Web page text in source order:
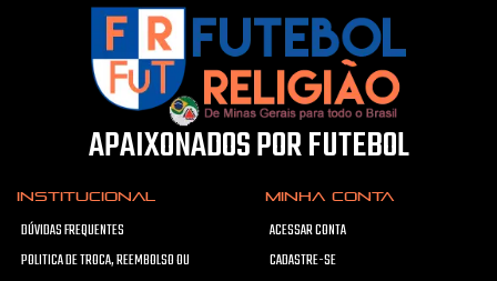
APAIXONADOS POR FUTEBOL
INSTITUCIONAL
DÚVIDAS FREQUENTES
POLITICA DE TROCA, REEMBOLSO OU
MINHA CONTA
ACESSAR CONTA
CADASTRE-SE